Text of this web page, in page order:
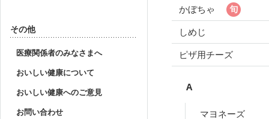
その他
医療関係者のみなさまへ
おいしい健康について
おいしい健康へのご意見
お問い合わせ
かぼちゃ
しめじ
ピザ用チーズ
A
マヨネーズ